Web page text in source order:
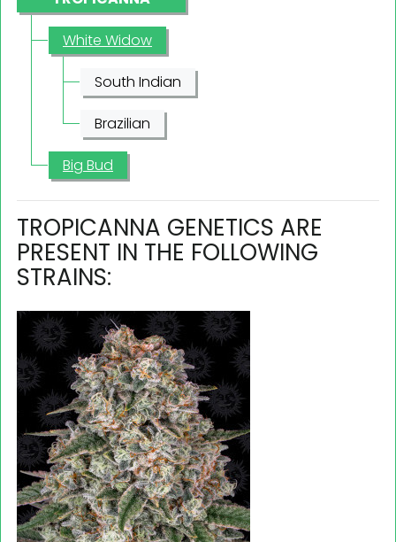
White Widow
South Indian
Brazilian
Big Bud
TROPICANNA GENETICS ARE
PRESENT IN THE FOLLOWING
STRAINS: